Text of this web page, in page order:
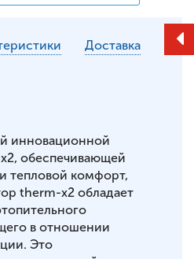
Доставка
инновационной
обеспечивающей
тепловой комфорт,
therm-x2 обладает
в отношении
Это